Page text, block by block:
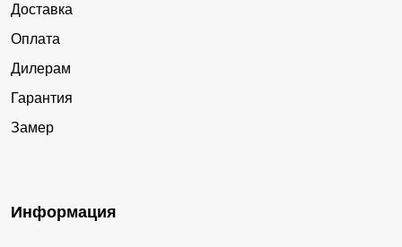
Доставка
Оплата
Дилерам
Гарантия
Замер
Информация